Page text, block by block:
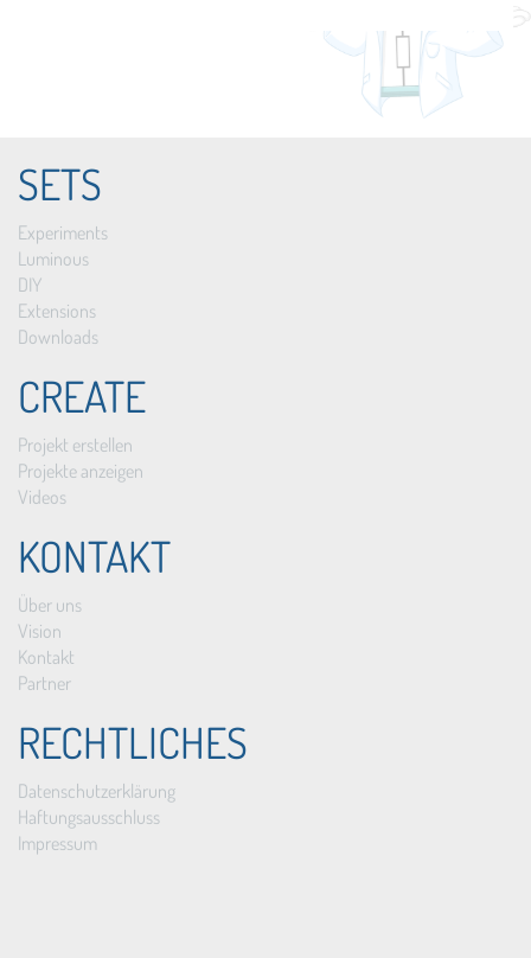
SETS
Experiments
Luminous
DIY
Extensions
Downloads
CREATE
Projekt erstellen
Projekte anzeigen
Videos
KONTAKT
Über uns
Vision
Kontakt
Partner
RECHTLICHES
Datenschutzerklärung
Haftungsausschluss
Impressum